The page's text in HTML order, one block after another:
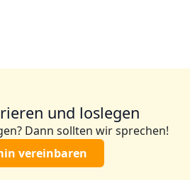
und loslegen
Dann sollten wir sprechen!
vereinbaren